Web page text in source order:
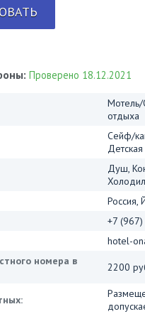
Проверено 18.12.2021
Мотель/
отдыха
Сейф/
Душ,
Россия,
+7
hotel-
номера в
2200